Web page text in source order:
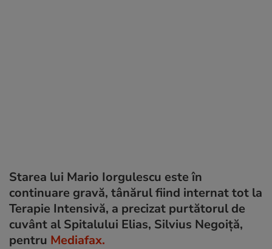
Starea lui Mario Iorgulescu este în
continuare gravă, tânărul fiind internat tot la
Terapie Intensivă, a precizat purtătorul de
cuvânt al Spitalului Elias, Silvius Negoiţă,
pentru Mediafax.